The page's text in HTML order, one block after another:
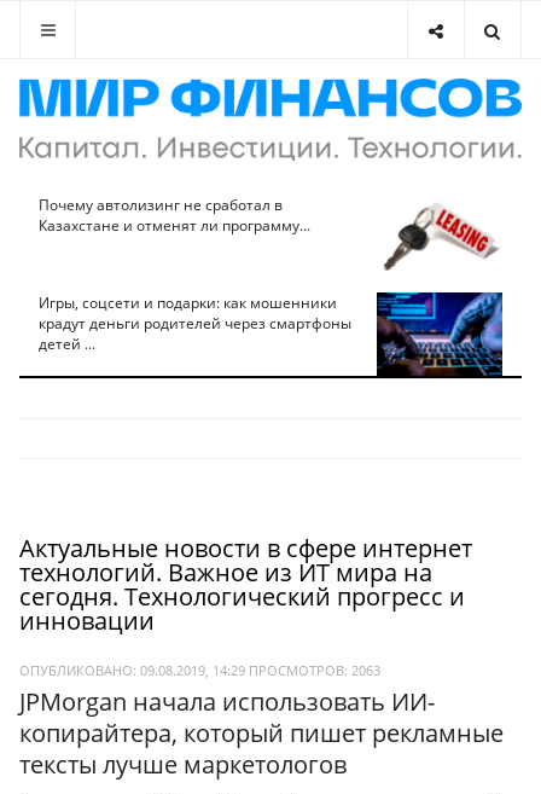
Почему автолизинг не сработал в
Казахстане и отменят ли программу...
Игры, соцсети и подарки: как мошенники
крадут деньги родителей через смартфоны
детей ...
Актуальные новости в сфере интернет
технологий. Важное из ИТ мира на
сегодня. Технологический прогресс и
инновации
ОПУБЛИКОВАНО: 09.08.2019, 14:29 ПРОСМОТРОВ: 2063
JPMorgan начала использовать ИИ-
копирайтера, который пишет рекламные
тексты лучше маркетологов